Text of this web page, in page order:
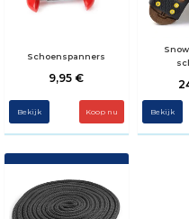
Schoenspanners
9,95 €
Bekijk Bekijk